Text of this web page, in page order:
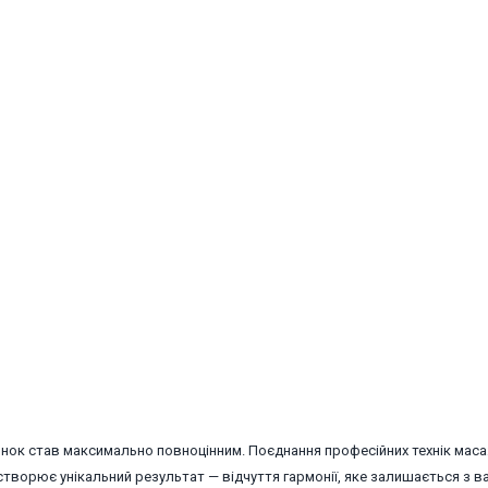
став максимально повноцінним. Поєднання професійних технік
унікальний результат — відчуття гармонії, яке залишається з